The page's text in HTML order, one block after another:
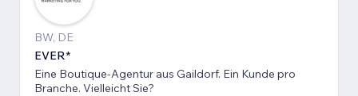
BW, DE
EVER*
Eine Boutique-Agentur aus Gaildorf. Ein Kunde pro
Branche. Vielleicht Sie?